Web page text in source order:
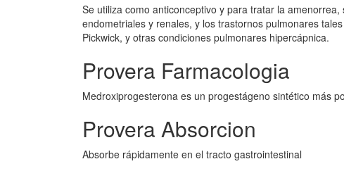
Se utiliza como anticonceptivo y para tratar la
endometriales y renales, y los trastornos pulmonares
Pickwick, y otras condiciones pulmonares hipercápnica.
Provera Farmacologia
Medroxiprogesterona es un progestágeno sintético más
Provera Absorcion
Absorbe rápidamente en el tracto gastrointestinal